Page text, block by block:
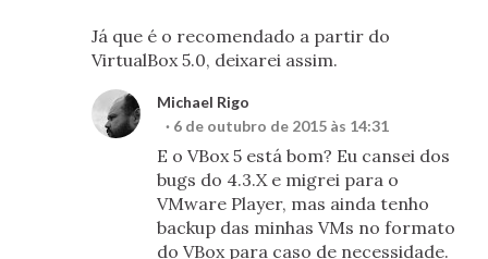
Já que é o recomendado a partir do
VirtualBox 5.0, deixarei assim.
Michael Rigo
6 de outubro de 2015 às 14:31
E o VBox 5 está bom? Eu cansei dos
bugs do 4.3.X e migrei para o
VMware Player, mas ainda tenho
backup das minhas VMs no formato
do VBox para caso de necessidade.